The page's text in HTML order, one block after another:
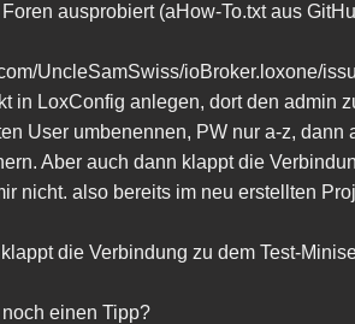
ausprobiert (aHow-To.txt aus
UncleSamSwiss/ioBroker.loxone/
in LoxConfig anlegen, dort den admin
User umbenennen, PW nur a-z, dann
Aber auch dann klappt die
nicht. also bereits im neu erstellten
die Verbindung zu dem Test-
einen Tipp?